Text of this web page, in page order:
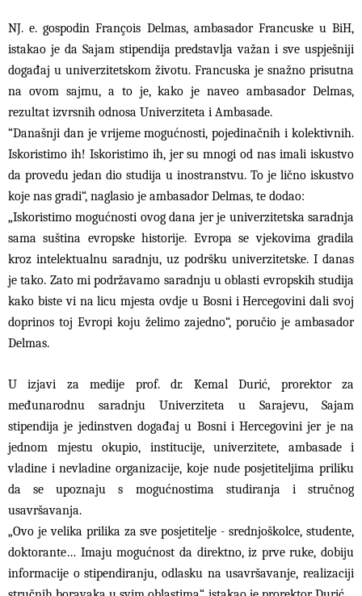
NJ. e. gospodin François Delmas, ambasador Francuske u BiH,
istakao je da Sajam stipendija predstavlja važan i sve uspješniji
događaj u univerzitetskom životu. Francuska je snažno prisutna
na ovom sajmu, a to je, kako je naveo ambasador Delmas,
rezultat izvrsnih odnosa Univerziteta i Ambasade.
“Današnji dan je vrijeme mogućnosti, pojedinačnih i kolektivnih.
Iskoristimo ih! Iskoristimo ih, jer su mnogi od nas imali iskustvo
da provedu jedan dio studija u inostranstvu. To je lično iskustvo
koje nas gradi“, naglasio je ambasador Delmas, te dodao:
„Iskoristimo mogućnosti ovog dana jer je univerzitetska saradnja
sama suština evropske historije. Evropa se vjekovima gradila
kroz intelektualnu saradnju, uz podršku univerzitetske. I danas
je tako. Zato mi podržavamo saradnju u oblasti evropskih studija
kako biste vi na licu mjesta ovdje u Bosni i Hercegovini dali svoj
doprinos toj Evropi koju želimo zajedno“, poručio je ambasador
Delmas.
U izjavi za medije prof. dr. Kemal Durić, prorektor za
međunarodnu saradnju Univerziteta u Sarajevu, Sajam
stipendija je jedinstven događaj u Bosni i Hercegovini jer je na
jednom mjestu okupio, institucije, univerzitete, ambasade i
vladine i nevladine organizacije, koje nude posjetiteljima priliku
da se upoznaju s mogućnostima studiranja i stručnog
usavršavanja.
„Ovo je velika prilika za sve posjetitelje - srednjoškolce, studente,
doktorante… Imaju mogućnost da direktno, iz prve ruke, dobiju
informacije o stipendiranju, odlasku na usavršavanje, realizaciji